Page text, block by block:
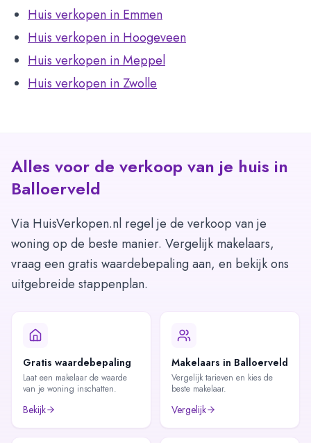
Huis verkopen in Emmen
Huis verkopen in Hoogeveen
Huis verkopen in Meppel
Huis verkopen in Zwolle
Alles voor de verkoop van je huis in
Balloerveld
Via HuisVerkopen.nl regel je de verkoop van je
woning op de beste manier. Vergelijk makelaars,
vraag een gratis waardebepaling aan, en bekijk ons
uitgebreide stappenplan.
Gratis waardebepaling
Laat een makelaar de waarde
van je woning inschatten.
Bekijk
Makelaars in Balloerveld
Vergelijk tarieven en kies de
beste makelaar.
Vergelijk